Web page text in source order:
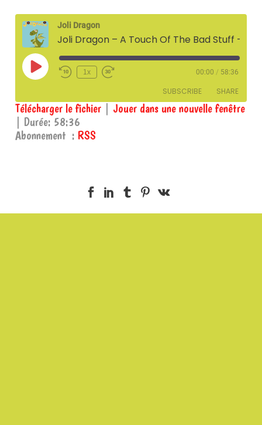
Joli Dragon
Play
Episode
1x 00:00 / 58:36
SUBSCRIBE SHARE
RSS
SHARE
Télécharger le fichier
Jouer dans une nouvelle fenêtre
Durée: 58:36
Abonnement : RSS